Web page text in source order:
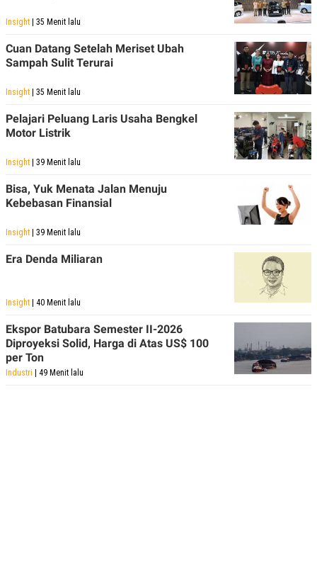
Insight | 35 Menit lalu
Cuan Datang Setelah Meriset Ubah
Sampah Sulit Terurai
Insight | 35 Menit lalu
Pelajari Peluang Laris Usaha Bengkel
Motor Listrik
Insight | 39 Menit lalu
Bisa, Yuk Menata Jalan Menuju
Kebebasan Finansial
Insight | 39 Menit lalu
Era Denda Miliaran
Insight | 40 Menit lalu
Ekspor Batubara Semester II-2026
Diproyeksi Solid, Harga di Atas US$ 100
per Ton
Industri | 49 Menit lalu